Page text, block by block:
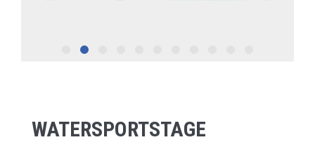
WATERSPORTSTAGE